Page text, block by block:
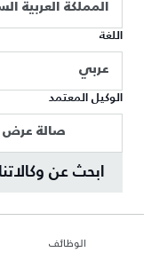
المملكة العربية
اللغة
عربي
الوكيل المعتمد
صالة عرض
ابحث عن وكالاتنا
الوظائف